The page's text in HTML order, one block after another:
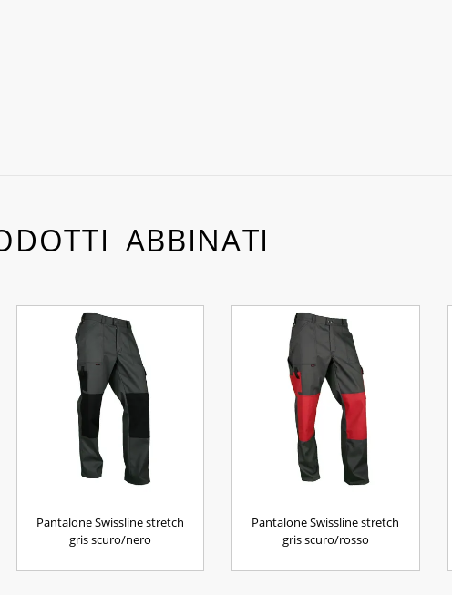
ABBINATI
Pantalone Swissline stretch
gris scuro/nero
Pantalone Swissline stretch
gris scuro/rosso